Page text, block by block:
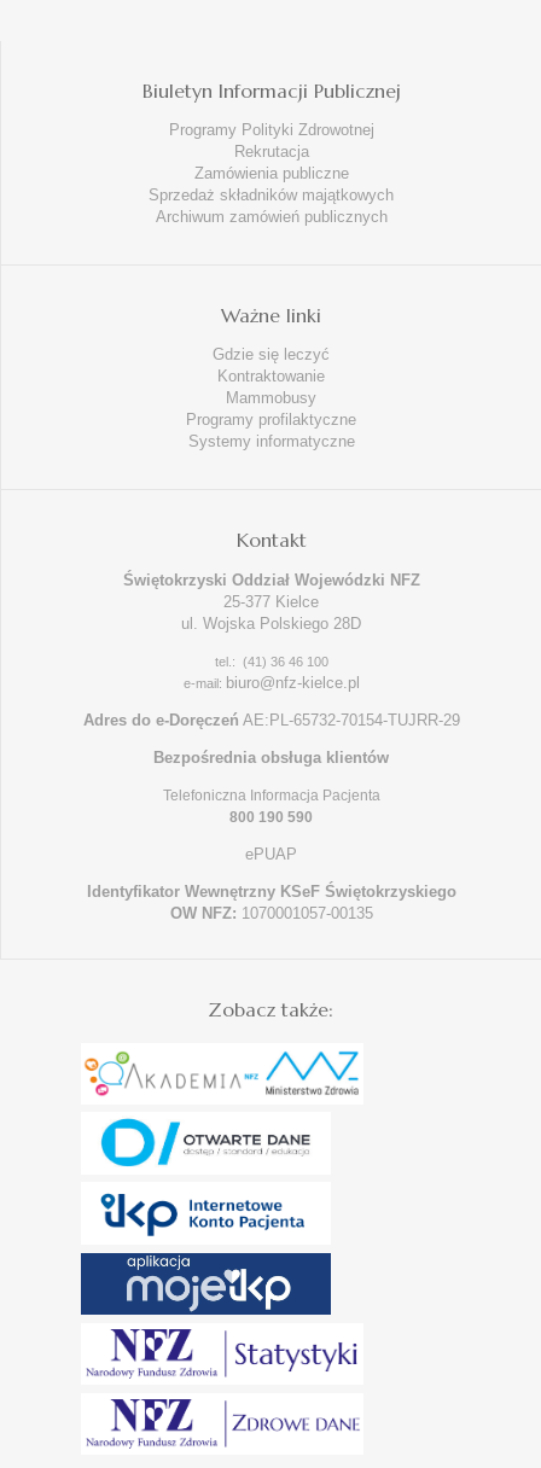
Biuletyn Informacji Publicznej
Programy Polityki Zdrowotnej
Rekrutacja
Zamówienia publiczne
Sprzedaż składników majątkowych
Archiwum zamówień publicznych
Ważne linki
Gdzie się leczyć
Kontraktowanie
Mammobusy
Programy profilaktyczne
Systemy informatyczne
Kontakt
Świętokrzyski Oddział Wojewódzki NFZ
25-377 Kielce
ul. Wojska Polskiego 28D
tel.: (41) 36 46 100
e-mail: biuro@nfz-kielce.pl
Adres do e-Doręczeń AE:PL-65732-70154-TUJRR-29
Bezpośrednia obsługa klientów
Telefoniczna Informacja Pacjenta
800 190 590
ePUAP
Identyfikator Wewnętrzny KSeF Świętokrzyskiego
OW NFZ: 1070001057-00135
Zobacz także: